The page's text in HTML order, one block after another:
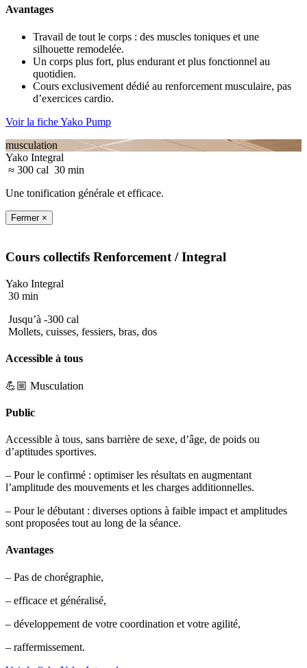
Avantages
Travail de tout le corps : des muscles toniques et une
silhouette remodelée.
Un corps plus fort, plus endurant et plus fonctionnel au
quotidien.
Cours exclusivement dédié au renforcement musculaire, pas
d’exercices cardio.
Voir la fiche Yako Pump
musculation
Yako Integral
≈ 300 cal 30 min
Une tonification générale et efficace.
Fermer ×
Cours collectifs Renforcement / Integral
Yako Integral
30 min
Jusqu’à -300 cal
Mollets, cuisses, fessiers, bras, dos
Accessible à tous
💪🏼 Musculation
Public
Accessible à tous, sans barrière de sexe, d’âge, de poids ou
d’aptitudes sportives.
– Pour le confirmé : optimiser les résultats en augmentant
l’amplitude des mouvements et les charges additionnelles.
– Pour le débutant : diverses options à faible impact et amplitudes
sont proposées tout au long de la séance.
Avantages
– Pas de chorégraphie,
– efficace et généralisé,
– développement de votre coordination et votre agilité,
– raffermissement.